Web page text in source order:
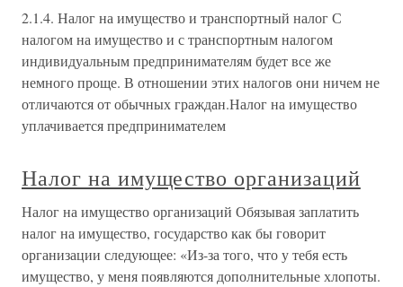
2.1.4. Налог на имущество и транспортный налог С
налогом на имущество и с транспортным налогом
индивидуальным предпринимателям будет все же
немного проще. В отношении этих налогов они ничем не
отличаются от обычных граждан.Налог на имущество
уплачивается предпринимателем
Налог на имущество организаций
Налог на имущество организаций Обязывая заплатить
налог на имущество, государство как бы говорит
организации следующее: «Из-за того, что у тебя есть
имущество, у меня появляются дополнительные хлопоты.